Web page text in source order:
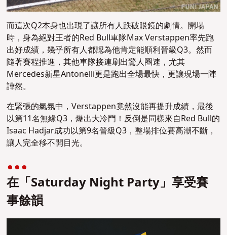
而這次Q2本身也出現了讓所有人跌破眼鏡的劇情。開場
時，身為絕對王者的Red Bull車隊Max Verstappen率先跑
出好成績，幾乎所有人都認為他肯定能順利晉級Q3。然而
隨著賽程推進，其他車隊接連刷出驚人圈速，尤其
Mercedes新星Antonelli更是跑出全場最快，更讓現場一陣
譁然。
在緊張的氣氛中，Verstappen竟然沒能再提升成績，最後
以第11名無緣Q3，爆出大冷門！反倒是同樣來自Red Bull的
Isaac Hadjar成功以第9名晉級Q3，整場排位賽高潮不斷，
讓人完全移不開目光。
在「Saturday Night Party」享受賽
事餘韻